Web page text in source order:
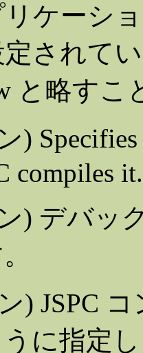
ケーシ
定されて
と略すこ
) Specifies
compiles it.
) デバッ
) JSPC
に指定